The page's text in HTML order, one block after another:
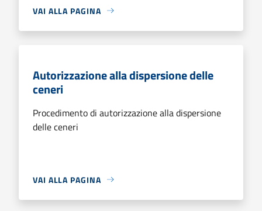
VAI ALLA PAGINA
Autorizzazione alla dispersione delle
ceneri
Procedimento di autorizzazione alla dispersione
delle ceneri
VAI ALLA PAGINA